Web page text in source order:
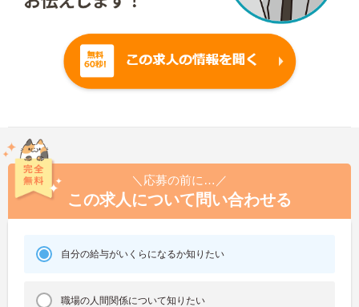
＼応募の前に…／
この求人について問い合わせる
自分の給与がいくらになるか知りたい
職場の人間関係について知りたい